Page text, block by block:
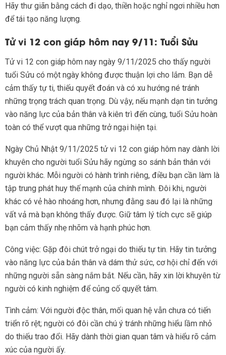
Hãy thư giãn bằng cách đi dạo, thiền hoặc nghỉ ngơi nhiều hơn
để tái tạo năng lượng.
Tử vi 12 con giáp hôm nay 9/11: Tuổi Sửu
Tử vi 12 con giáp hôm nay ngày 9/11/2025 cho thấy người
tuổi Sửu có một ngày không được thuận lợi cho lắm. Bạn dễ
cảm thấy tự ti, thiếu quyết đoán và có xu hướng né tránh
những trọng trách quan trọng. Dù vậy, nếu mạnh dạn tin tưởng
vào năng lực của bản thân và kiên trì đến cùng, tuổi Sửu hoàn
toàn có thể vượt qua những trở ngại hiện tại.
Ngày Chủ Nhật 9/11/2025 tử vi 12 con giáp hôm nay dành lời
khuyên cho người tuổi Sửu hãy ngừng so sánh bản thân với
người khác. Mỗi người có hành trình riêng, điều bạn cần làm là
tập trung phát huy thế mạnh của chính mình. Đôi khi, người
khác có vẻ hào nhoáng hơn, nhưng đằng sau đó lại là những
vất vả mà bạn không thấy được. Giữ tâm lý tích cực sẽ giúp
bạn cảm thấy nhẹ nhõm và hạnh phúc hơn.
Công việc: Gặp đôi chút trở ngại do thiếu tự tin. Hãy tin tưởng
vào năng lực của bản thân và dám thử sức, cơ hội chỉ đến với
những người sẵn sàng nắm bắt. Nếu cần, hãy xin lời khuyên từ
người có kinh nghiệm để củng cố quyết tâm.
Tình cảm: Với người độc thân, mối quan hệ vẫn chưa có tiến
triển rõ rệt; người có đôi cần chú ý tránh những hiểu lầm nhỏ
do thiếu trao đổi. Hãy dành thời gian quan tâm và hiểu rõ cảm
xúc của người ấy.